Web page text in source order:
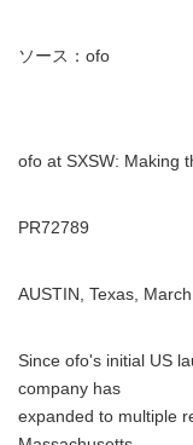
ソース：ofo
ofo at SXSW: Making
PR72789
AUSTIN, Texas,
Since ofo's initial US
company has
expanded to multiple